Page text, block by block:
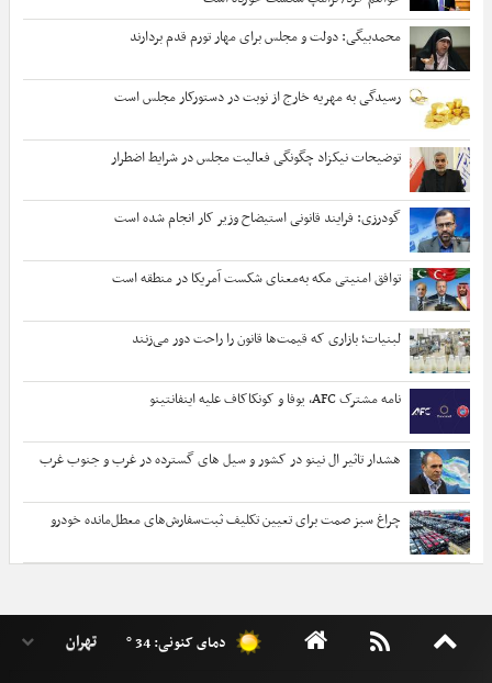
محمدبیگی: دولت و مجلس برای مهار تورم قدم بردارند
رسیدگی به مهریه خارج از نوبت در دستورکار مجلس است
توضیحات نیکزاد چگونگی فعالیت مجلس در شرایط اضطرار
گودرزی: فرایند قانونی استیضاح وزیر کار انجام شده است
توافق امنیتی مکه به‌معنای شکست آمریکا در منطقه است
لبنیات؛ بازاری که قیمت‌ها قانون را راحت دور می‌زنند
نامه مشترک AFC، یوفا و کونکاکاف علیه اینفانتینو
هشدار تاثیر ال نینو در کشور و سیل های گسترده در غرب و جنوب غرب
چراغ سبز صمت برای تعیین تکلیف ثبت‌سفارش‌های معطل‌مانده خودرو
دمای کنونی: 34 °